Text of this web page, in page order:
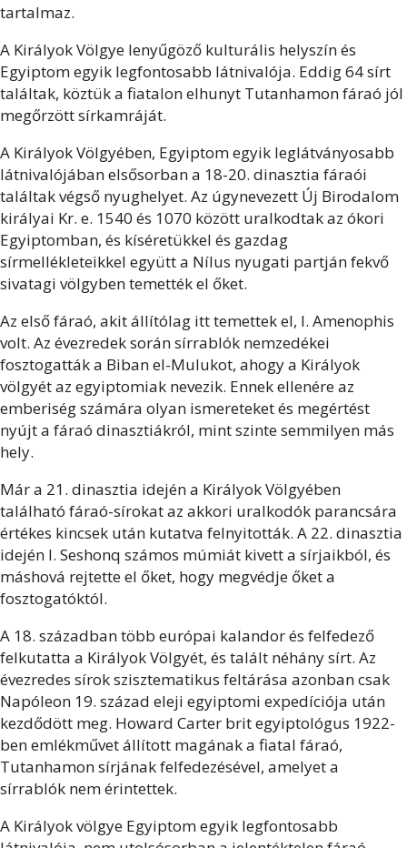
tartalmaz.
A Királyok Völgye lenyűgöző kulturális helyszín és
Egyiptom egyik legfontosabb látnivalója. Eddig 64 sírt
találtak, köztük a fiatalon elhunyt Tutanhamon fáraó jól
megőrzött sírkamráját.
A Királyok Völgyében, Egyiptom egyik leglátványosabb
látnivalójában elsősorban a 18-20. dinasztia fáraói
találtak végső nyughelyet. Az úgynevezett Új Birodalom
királyai Kr. e. 1540 és 1070 között uralkodtak az ókori
Egyiptomban, és kíséretükkel és gazdag
sírmellékleteikkel együtt a Nílus nyugati partján fekvő
sivatagi völgyben temették el őket.
Az első fáraó, akit állítólag itt temettek el, I. Amenophis
volt. Az évezredek során sírrablók nemzedékei
fosztogatták a Biban el-Mulukot, ahogy a Királyok
völgyét az egyiptomiak nevezik. Ennek ellenére az
emberiség számára olyan ismereteket és megértést
nyújt a fáraó dinasztiákról, mint szinte semmilyen más
hely.
Már a 21. dinasztia idején a Királyok Völgyében
található fáraó-sírokat az akkori uralkodók parancsára
értékes kincsek után kutatva felnyitották. A 22. dinasztia
idején I. Seshonq számos múmiát kivett a sírjaikból, és
máshová rejtette el őket, hogy megvédje őket a
fosztogatóktól.
A 18. században több európai kalandor és felfedező
felkutatta a Királyok Völgyét, és talált néhány sírt. Az
évezredes sírok szisztematikus feltárása azonban csak
Napóleon 19. század eleji egyiptomi expedíciója után
kezdődött meg. Howard Carter brit egyiptológus 1922-
ben emlékművet állított magának a fiatal fáraó,
Tutanhamon sírjának felfedezésével, amelyet a
sírrablók nem érintettek.
A Királyok völgye Egyiptom egyik legfontosabb